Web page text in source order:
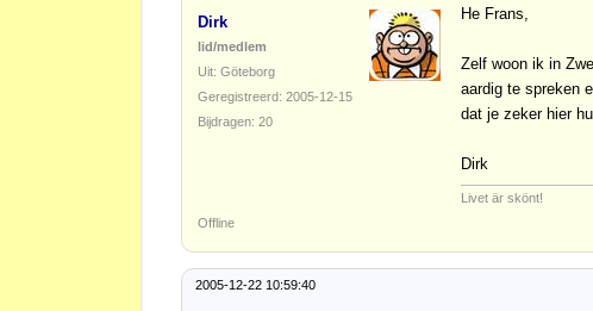
Dirk
lid/medlem
Uit: Göteborg
Geregistreerd: 2005-12-15
Bijdragen: 20
He Frans,
Zelf woon ik in
aardig te spreken
dat je zeker hier
Dirk
Livet är skönt!
Offline
2005-12-22 10:59:40